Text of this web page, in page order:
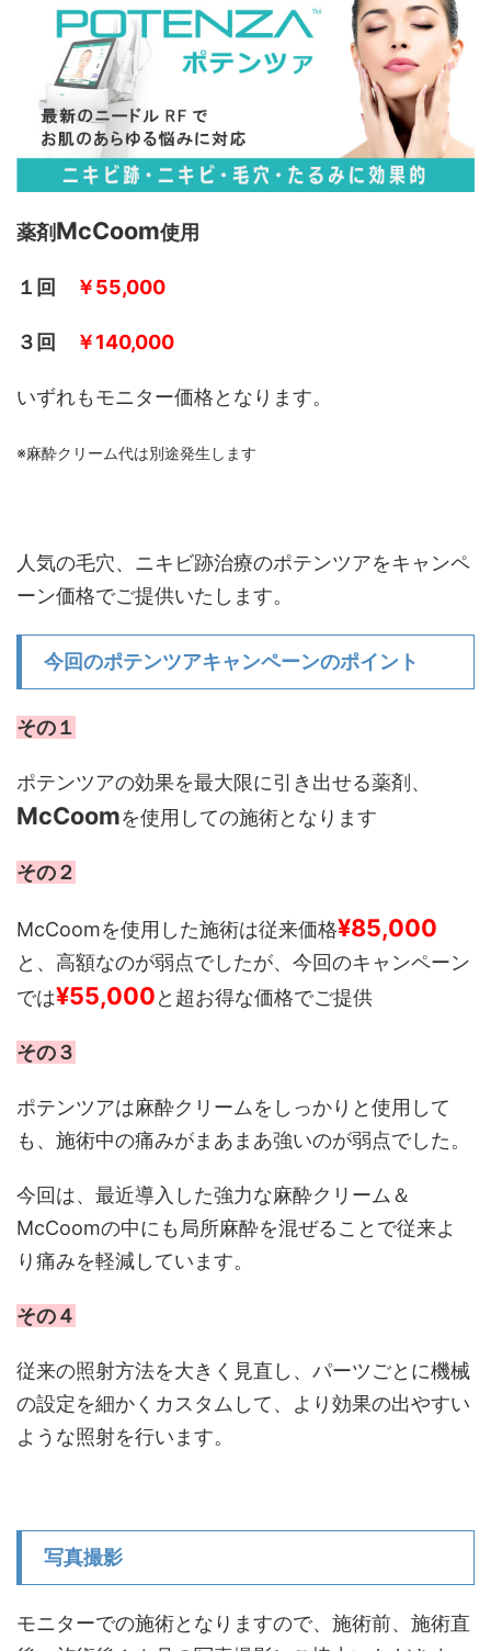
薬剤McCoom使用
１回 ￥55,000
３回 ￥140,000
いずれもモニター価格となります。
※麻酔クリーム代は別途発生します
人気の毛穴、ニキビ跡治療のポテンツアをキャンペ
ーン価格でご提供いたします。
今回のポテンツアキャンペーンのポイント
その１
ポテンツアの効果を最大限に引き出せる薬剤、
McCoomを使用しての施術となります
その２
McCoomを使用した施術は従来価格¥85,000
と、高額なのが弱点でしたが、今回のキャンペーン
では¥55,000と超お得な価格でご提供
その３
ポテンツアは麻酔クリームをしっかりと使用して
も、施術中の痛みがまあまあ強いのが弱点でした。
今回は、最近導入した強力な麻酔クリーム＆
McCoomの中にも局所麻酔を混ぜることで従来よ
り痛みを軽減しています。
その４
従来の照射方法を大きく見直し、パーツごとに機械
の設定を細かくカスタムして、より効果の出やすい
ような照射を行います。
写真撮影
モニターでの施術となりますので、施術前、施術直